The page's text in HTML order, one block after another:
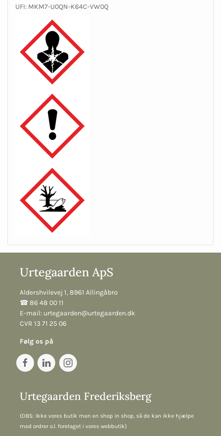
UFI: MKM7-U0QN-K64C-VW0Q
Urtegaarden ApS
Aldershvilevej 1, 8961 Allingåbro
☎︎ 86 48 00 11
E-mail: urtegaarden@urtegaarden.dk
CVR 13 71 25 06
Følg os på
Urtegaarden Frederiksberg
(OBS: Ikke vores butik men en shop in shop, så de kan ikke hjælpe
med ordrer o.l. foretaget i vores webbutik)